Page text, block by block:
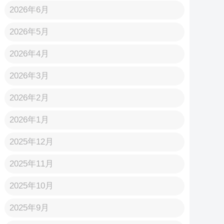
2026年6月
2026年5月
2026年4月
2026年3月
2026年2月
2026年1月
2025年12月
2025年11月
2025年10月
2025年9月